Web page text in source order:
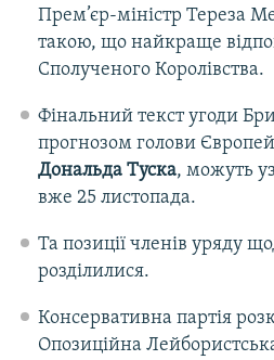
Прем’єр-міністр Тереза
такою, що найкраще
Сполученого Королівства.
Фінальний текст угоди
прогнозом голови
Дональда Туска, можуть
вже 25 листопада.
Та позиції членів уряду
розділилися.
Консервативна партія
Опозиційна